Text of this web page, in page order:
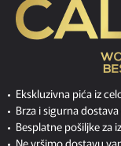
Ekskluzivna pića iz
Brza i sigurna
Besplatne pošiljke za